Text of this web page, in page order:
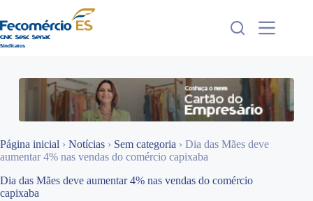
para
o
conteúdo
Página inicial › Notícias › Sem categoria › Dia das Mães deve
aumentar 4% nas vendas do comércio capixaba
Dia das Mães deve aumentar 4% nas vendas do comércio
capixaba